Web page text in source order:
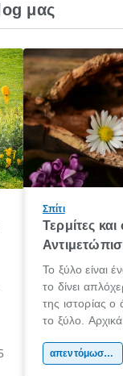
μας
Σπίτι
Τερμίτες
Το ξύλο είναι
το δίνει
της ιστορίας
το ξύλο. Αρχικά
και εργαλεία
απεντόμωση / προστασία κατοικίας